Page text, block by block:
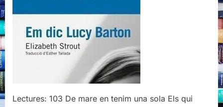
Barton,
Elizabeth
Strout
Lectures: 103 De mare en tenim una sola Els qui